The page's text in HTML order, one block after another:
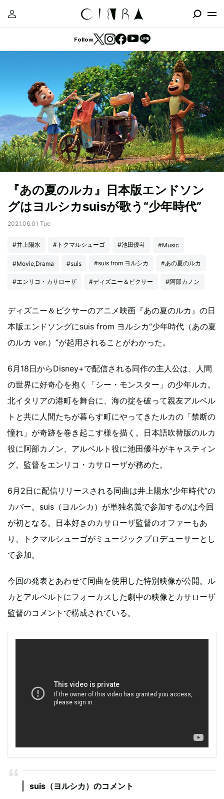
Follow
『あの夏のルカ』日本版エンドソン
グはヨルシカsuisが歌う“少年時代”
2021.06.01 Tue
#井上陽水 #トクマルシューゴ #池田優斗 #Music
#Movie,Drama #suis #suis from ヨルシカ #あの夏のルカ
#エンリコ・カサローザ #ディズニー＆ピクサー #阿部カノン
ディズニー＆ピクサーのアニメ映画『あの夏のルカ』の日
本版エンドソングにsuis from ヨルシカ“少年時代（あの夏
のルカ ver.）”が起用されることがわかった。
6月18日からDisney+で配信される同作の主人公は、人間
の世界に好奇心を抱く「シー・モンスター」の少年ルカ。
北イタリアの港町を舞台に、海の掟を破って親友アルベル
トと共に人間たちが暮らす町にやってきたルカの「禁断の
憧れ」が奇跡を巻き起こす様を描く。日本語吹替版のルカ
役に阿部カノン、アルベルト役に池田優斗がキャスティン
グ。監督をエンリコ・カサローザが務めた。
6月2日に配信リリースされる同曲は井上陽水“少年時代”の
カバー。suis（ヨルシカ）が単独名義で参加するのは今回
が初となる。日本好きのカサローザ監督のオファーもあ
り、トクマルシューゴがミュージックプロデューサーとし
て参加。
今回の発表とあわせて同曲を使用した特別映像が公開。ル
カとアルベルトにフォーカスした劇中の映像とカサローザ
監督のコメントで構成されている。
suis（ヨルシカ）のコメント